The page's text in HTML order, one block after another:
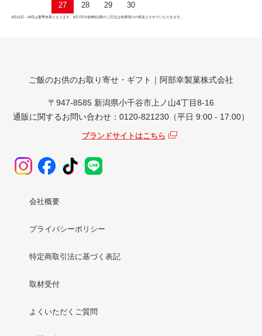
27
28 29 30
8月11日～16日は夏季休業となります。8月7日午前8時以降のご注文は休業明けの発送とさせていただきます。
ご飯のお供のお取り寄せ・ギフト｜阿部幸製菓株式会社
〒947-8585 新潟県小千谷市上ノ山4丁目8-16
通販に関するお問い合わせ：0120-821230（平日 9:00 - 17:00）
ブランドサイトはこちら
会社概要
プライバシーポリシー
特定商取引法に基づく表記
取材受付
よくいただくご質問